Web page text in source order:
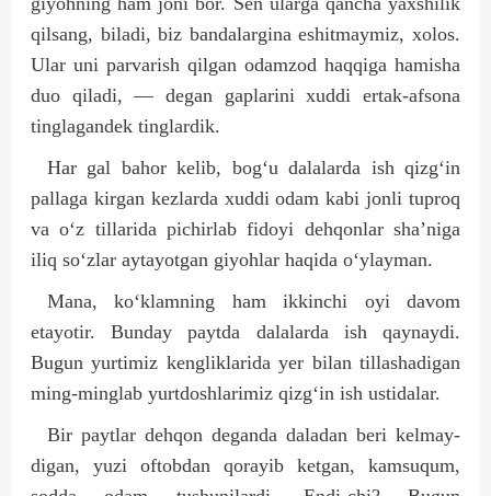
qilsang, biladi, biz bandalargina eshitmaymiz, xolos.
Ular uni parvarish qilgan odamzod haqqiga hamisha
duo qiladi, — degan gaplarini xuddi ertak-afsona
tinglagandek ting­lardik.
Har gal bahor kelib, bog‘u dalalarda ish qizg‘in
pallaga kirgan kezlarda xuddi odam kabi jonli tuproq
va o‘z tillarida pichirlab fidoyi dehqonlar sha’niga
iliq so‘zlar aytayotgan giyohlar haqida o‘ylayman.
Mana, ko‘klamning ham ikkinchi oyi davom
etayotir. Bunday paytda dalalarda ish qaynaydi.
Bugun yurtimiz keng­liklarida yer bilan tillashadigan
ming-minglab yurt­doshlarimiz qizg‘in ish ustidalar.
Bir paytlar dehqon deganda daladan beri kelma­y­
digan, yuzi oftobdan qora­yib ketgan, kamsuqum,